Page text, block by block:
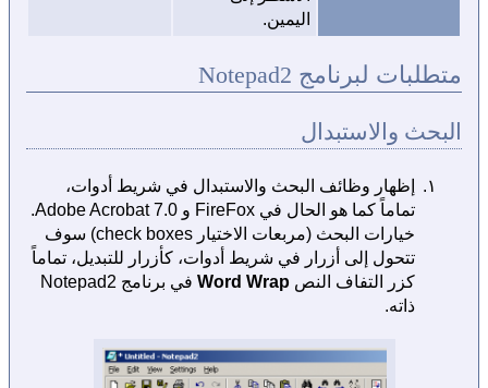
اليمين.
متطلبات لبرنامج Notepad2
البحث والاستبدال
إظهار وظائف البحث والاستبدال في شريط أدوات،
تماماً كما هو الحال في FireFox و Adobe Acrobat 7.0.
خيارات البحث (مربعات الاختيار check boxes) سوف
تتحول إلى أزرار في شريط أدوات، كأزرار للتبديل، تماماً
كزر التفاف النص Word Wrap
في برنامج Notepad2
ذاته.